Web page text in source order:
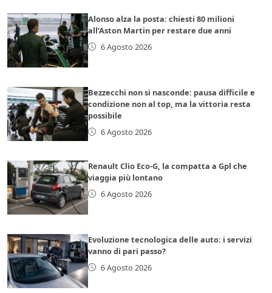
Alonso alza la posta: chiesti 80 milioni
all’Aston Martin per restare due anni
6 Agosto 2026
Bezzecchi non si nasconde: pausa difficile e
condizione non al top, ma la vittoria resta
possibile
6 Agosto 2026
Renault Clio Eco-G, la compatta a Gpl che
viaggia più lontano
6 Agosto 2026
Evoluzione tecnologica delle auto: i servizi
vanno di pari passo?
6 Agosto 2026